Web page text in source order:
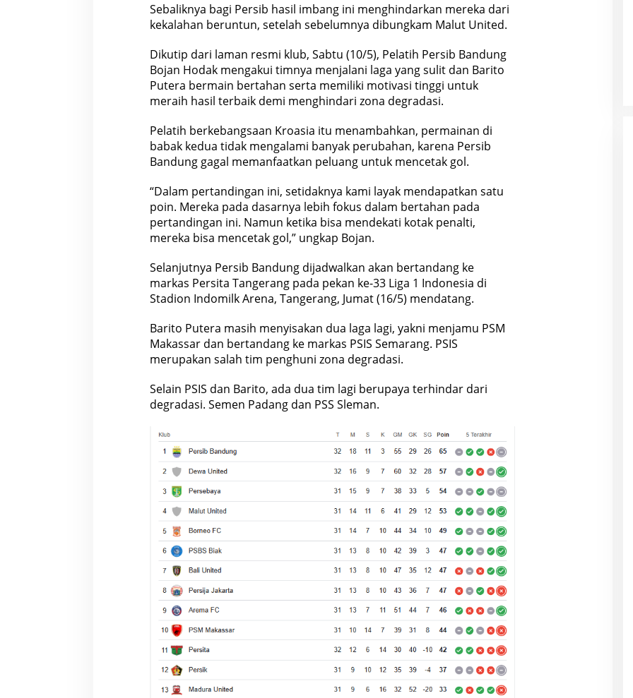
Sebaliknya bagi Persib hasil imbang ini menghindarkan mereka dari
kekalahan beruntun, setelah sebelumnya dibungkam Malut United.
Dikutip dari laman resmi klub, Sabtu (10/5), Pelatih Persib Bandung
Bojan Hodak mengakui timnya menjalani laga yang sulit dan Barito
Putera bermain bertahan serta memiliki motivasi tinggi untuk
meraih hasil terbaik demi menghindari zona degradasi.
Pelatih berkebangsaan Kroasia itu menambahkan, permainan di
babak kedua tidak mengalami banyak perubahan, karena Persib
Bandung gagal memanfaatkan peluang untuk mencetak gol.
“Dalam pertandingan ini, setidaknya kami layak mendapatkan satu
poin. Mereka pada dasarnya lebih fokus dalam bertahan pada
pertandingan ini. Namun ketika bisa mendekati kotak penalti,
mereka bisa mencetak gol,” ungkap Bojan.
Selanjutnya Persib Bandung dijadwalkan akan bertandang ke
markas Persita Tangerang pada pekan ke-33 Liga 1 Indonesia di
Stadion Indomilk Arena, Tangerang, Jumat (16/5) mendatang.
Barito Putera masih menyisakan dua laga lagi, yakni menjamu PSM
Makassar dan bertandang ke markas PSIS Semarang. PSIS
merupakan salah tim penghuni zona degradasi.
Selain PSIS dan Barito, ada dua tim lagi berupaya terhindar dari
degradasi. Semen Padang dan PSS Sleman.